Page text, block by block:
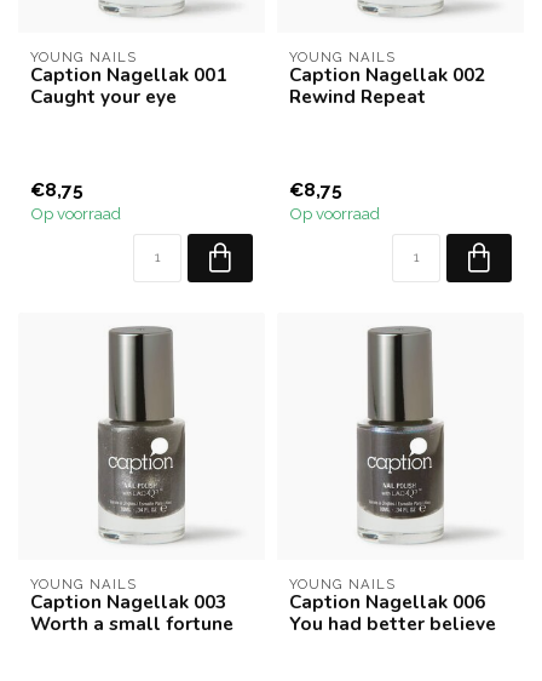
YOUNG NAILS
Caption Nagellak 001
Caught your eye
€8,75
Op voorraad
YOUNG NAILS
Caption Nagellak 002
Rewind Repeat
€8,75
Op voorraad
YOUNG NAILS
Caption Nagellak 003
Worth a small fortune
YOUNG NAILS
Caption Nagellak 006
You had better believe